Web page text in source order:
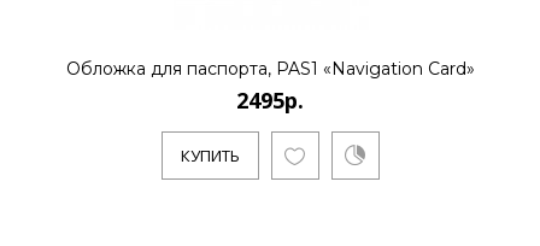
Обложка для паспорта, PAS1 «Navigation Card»
2495р.
КУПИТЬ